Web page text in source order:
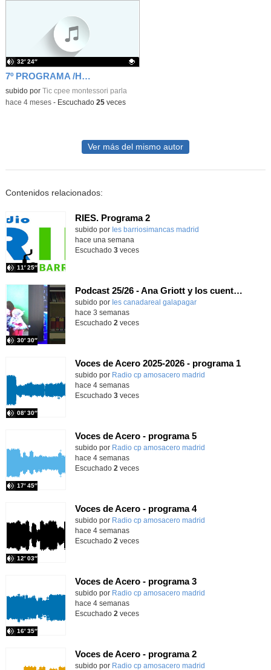
7º PROGRAMA /HASTA LUEGO MARICARMEN 7X04
Contenido educativo.
subido por Tic cpee montessori parla
32′ 24″
-hace 4 meses- Escuchado 25veces
Ver más del mismo autor
Contenidos relacionados:
RIES. Programa 2
Contenido educativo.
subido por Ies barriosimancas madrid
11′ 25″
hace una semana
Escuchado 3veces
Podcast 25/26 - Ana Griott y los cuentos de las voces olvidadas
subido por Ies canadareal galapagar
30′ 30″
-
hace 3 semanas
Escuchado 2 veces
Voces de Acero 2025-2026 - programa 1
Contenido educativo.
subido por Radio cp amosacero madrid
08′ 30″
hace 4 semanas
Escuchado 3veces
Voces de Acero - programa 5
Contenido educativo.
subido por Radio cp amosacero madrid
17′ 45″
hace 4 semanas
Escuchado 2 veces
Voces de Acero - programa 4
Contenido educativo.
subido por Radio cp amosacero madrid
12′ 03″
hace 4 semanas
Escuchado 2 veces
Voces de Acero - programa 3
Contenido educativo.
subido por Radio cp amosacero madrid
16′ 35″
hace 4 semanas
Escuchado 2 veces
Voces de Acero - programa 2
Contenido educativo.
subido por Radio cp amosacero madrid